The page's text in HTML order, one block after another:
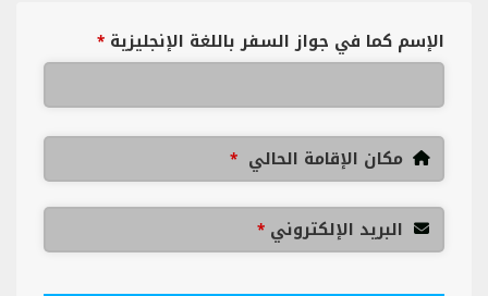
الإسم كما في جواز السفر باللغة الإنجليزية *
مكان الإقامة الحالي *
البريد الإلكتروني *